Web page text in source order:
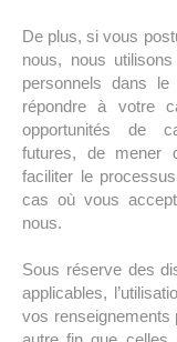
De plus, si vous
nous, nous
personnels dans
répondre à votre
opportunités de
futures, de mener
faciliter le
cas où vous
nous.
Sous réserve des
applicables,
vos renseignements